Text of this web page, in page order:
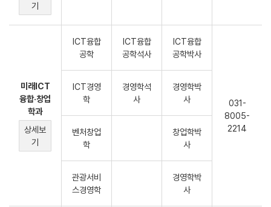
기
미래ICT
융합·창업
학과
상세보
기
ICT융합
공학
ICT융합
공학석사
ICT융합
공학박사
031-
8005-
2214
ICT경영
학
경영학석
사
경영학박
사
벤처창업
학
창업학박
사
관광서비
스경영학
경영학박
사